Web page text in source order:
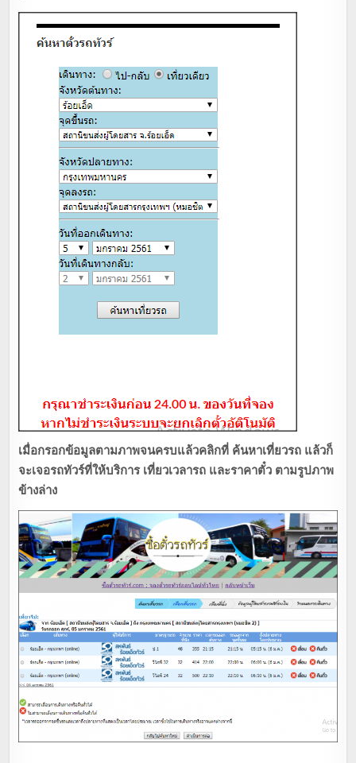
เมื่อกรอกข้อมูลตามภาพจนครบแล้วคลิกที่ ค้นหาเที่ยวรถ แล้วก็
จะเจอรถทัวร์ที่ให้บริการ เที่ยวเวลารถ และราคาตั๋ว ตามรูปภาพ
ข้างล่าง